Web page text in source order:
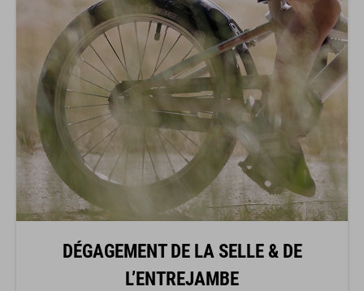
DÉGAGEMENT DE LA SELLE & DE
L’ENTREJAMBE